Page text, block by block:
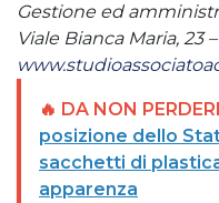
Gestione ed
Viale Bianca Maria, 23
🔥 DA NON
posizione dello
sacchetti di
apparenza